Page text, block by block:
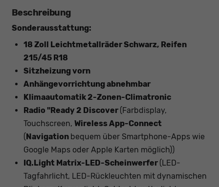
Beschreibung
Sonderausstattung:
18 Zoll Leichtmetallräder Schwarz, Reifen
215/45 R18
Sitzheizung vorn
Anhängevorrichtung abnehmbar
Klimaautomatik 2-Zonen-Climatronic
Radio "Ready 2 Discover (Farbdisplay,
Touchscreen, Wireless App-Connect
( Navigation bequem über Smartphone-Apps wie
Google Maps oder Apple Karten möglich))
IQ.Light Matrix-LED-Scheinwerfer (LED-
Tagfahrlicht, LED-Rückleuchten mit dynamischen